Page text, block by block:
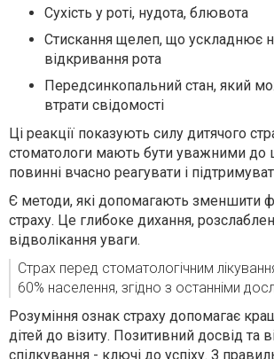
Сухість у роті, нудота, блювота
Стискання щелеп, що ускладнює
відкривання рота
Передсинкопальний стан, який
втрати свідомості
Ці реакції показують силу дитячого
стоматологи мають бути уважними до
повинні вчасно реагувати і
Є методи, які допомагають зменшити
страху. Це глибоке дихання,
відволікання уваги.
Страх перед стоматологічним
60% населення, згідно з останніми
Розуміння ознак страху допомагає
дітей до візиту. Позитивний досвід та
спілкування - ключі до успіху. З